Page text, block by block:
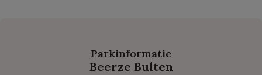
Parkinformatie
Beerze Bulten